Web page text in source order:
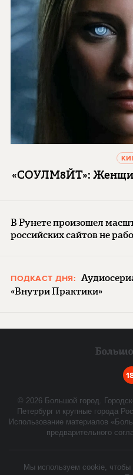
«СОУЛМ8ЙТ»:
В Рунете произошел
российских сайтов не
ПОДКАСТ ДНЯ:
«Внутри Практики»
© 2026 Большой город.
Петербург и крупные города
Использование материалов
предварительного
Мы используем cookie, чтобы